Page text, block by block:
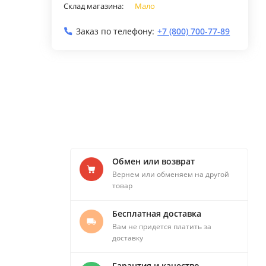
Склад магазина: Мало
Заказ по телефону: +7 (800) 700-77-89
Обмен или возврат
Вернем или обменяем на другой
товар
Бесплатная доставка
Вам не придется платить за
доставку